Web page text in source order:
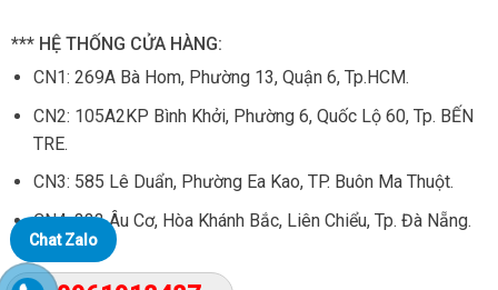
*** HỆ THỐNG CỬA HÀNG:
CN1:269A Bà Hom, Phường 13, Quận 6, Tp.HCM.
CN2: 105A2KP Bình Khởi, Phường 6, Quốc Lộ 60, Tp. BẾN
TRE.
CN3: 585 Lê Duẩn, Phường Ea Kao, TP. Buôn Ma Thuột.
CN4:333 Âu Cơ, Hòa Khánh Bắc, Liên Chiểu, Tp. Đà Nẵng.
Chat Zalo